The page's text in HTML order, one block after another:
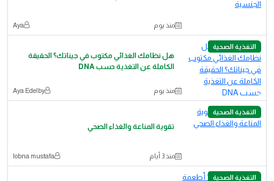
منذ يوم Aya
التغذية الصحية
هل نظامك الغذائي مكتوب في جيناتك؟ الحقيقة
الكاملة عن التغذية حسب DNA
منذ يوم Aya Edelby
التغذية الصحية
تقوية المناعة والغذاء الصحي
منذ 3 أيام lobna mustafa
التغذية الصحية